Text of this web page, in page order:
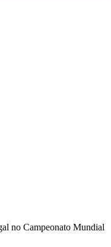
no Campeonato Mundial